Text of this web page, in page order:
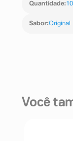
Quantidade:
Sabor:Original
Você